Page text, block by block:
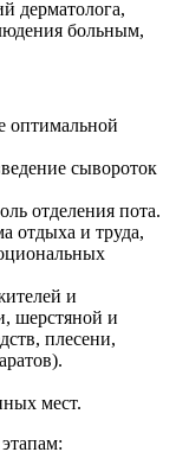
дерматолога,
больным,
оптимальной
сывороток
отделения пота.
отдыха и труда,
и
шерстяной и
плесени,
мест.